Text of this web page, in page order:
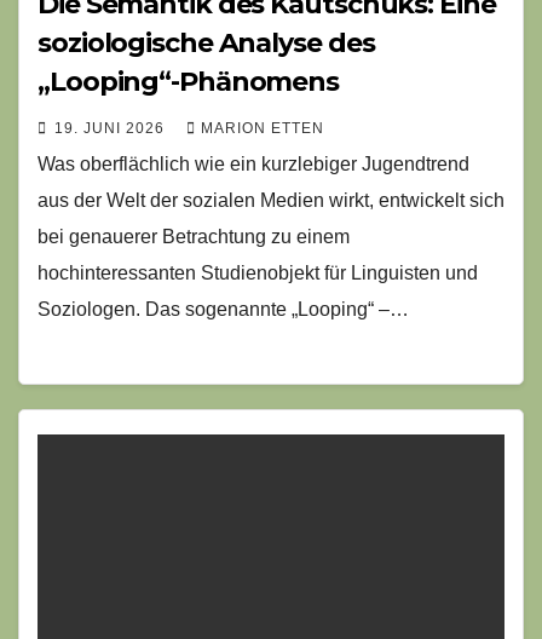
soziologische Analyse des
„Looping“-Phänomens
19. JUNI 2026 MARION ETTEN
Was oberflächlich wie ein kurzlebiger Jugendtrend
aus der Welt der sozialen Medien wirkt, entwickelt sich
bei genauerer Betrachtung zu einem
hochinteressanten Studienobjekt für Linguisten und
Soziologen. Das sogenannte „Looping“ –…